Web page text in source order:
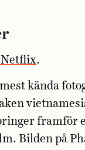
Netflix.
kända
framför
Bilden på